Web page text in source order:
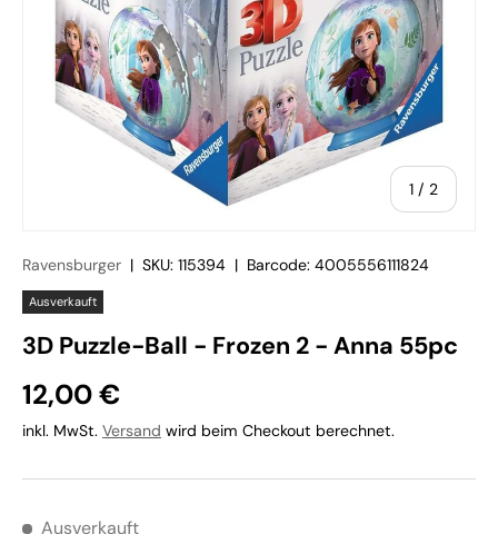
1 / von
2
Ravensburger | SKU: 115394 | Barcode: 4005556111824
Ausverkauft
3D Puzzle-Ball - Frozen 2 - Anna 55pc
12,00 €
inkl. MwSt. Versand wird beim Checkout berechnet.
Ausverkauft